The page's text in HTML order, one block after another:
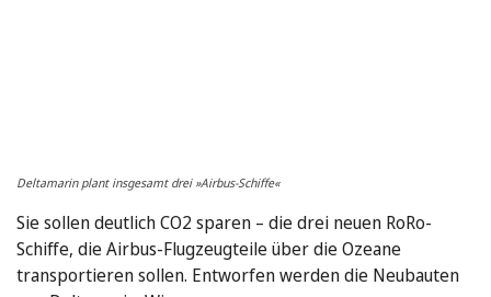
Deltamarin plant insgesamt drei »Airbus-Schiffe«
Sie sollen deutlich CO2 sparen – die drei neuen RoRo-
Schiffe, die Airbus-Flugzeugteile über die Ozeane
transportieren sollen. Entworfen werden die Neubauten